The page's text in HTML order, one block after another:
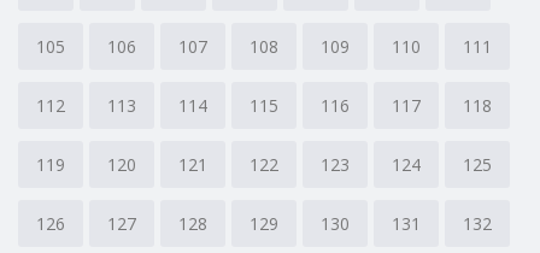
105 106 107 108 109 110 111
112 113 114 115 116 117 118
119 120 121 122 123 124 125
126 127 128 129 130 131 132